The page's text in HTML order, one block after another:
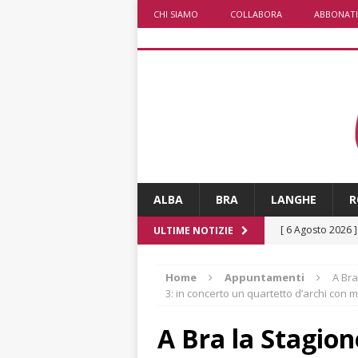
CHI SIAMO COLLABORA ABBONATI
ALBA BRA LANGHE
ULTIME NOTIZIE [ 6 Agosto 2026 ]
[ 6 Agosto 2026 ]
[ 6 Agosto 2026
Home Appuntamenti
A
3: in concerto un quartetto d’archi con
A Bra la